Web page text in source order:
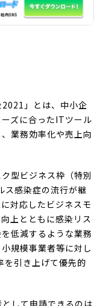
」とは、中小企
ズに合ったITツール
業務効率化や売上向
型ビジネス枠（特別
ス感染症の流⾏が継
対応したビジネスモ
上とともに感染リス
低減するような業務
規模事業者等に対し
を引き上げて優先的